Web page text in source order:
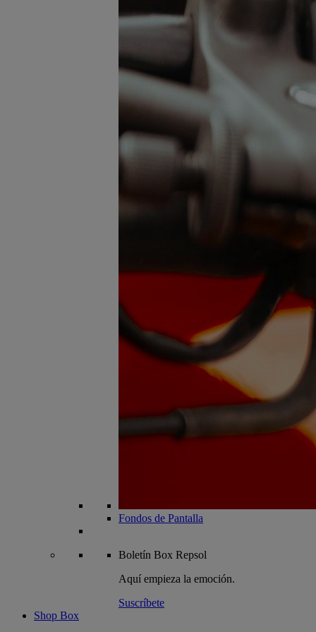
Fondos de Pantalla
Boletín Box Repsol
Aquí empieza la emoción.
Suscríbete
Shop Box